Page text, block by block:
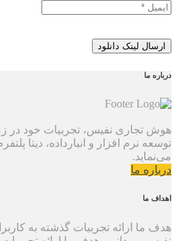
درباره ما
هوش تجاری نفیس، تجربیات خود در
توسعه نرم افزار و انبارداده، دیتا
می‌نماید.
درباره ما
اهداف ما
هدف ما ارائه تجربیات گذشته به